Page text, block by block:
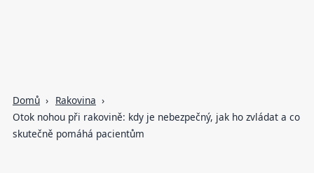
Domů
Rakovina
Otok nohou při rakovině: kdy je nebezpečný, jak ho zvládat a co
skutečně pomáhá pacientům